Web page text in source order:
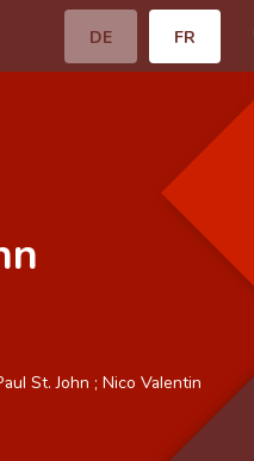
DE FR
St. John ; Nico Valentin